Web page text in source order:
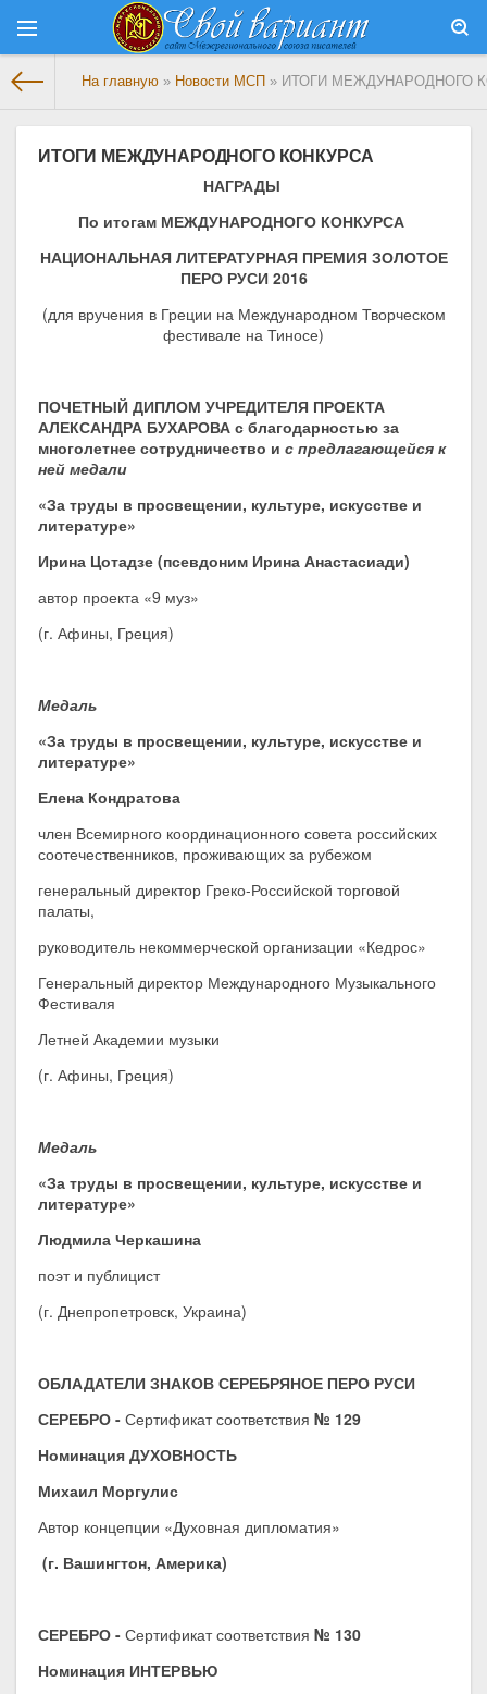
На главную » Новости МСП » ИТОГИ МЕЖДУНАРОДНОГО
ИТОГИ МЕЖДУНАРОДНОГО КОНКУРСА
НАГРАДЫ
По итогам МЕЖДУНАРОДНОГО КОНКУРСА
НАЦИОНАЛЬНАЯ ЛИТЕРАТУРНАЯ ПРЕМИЯ ЗОЛОТОЕ
ПЕРО РУСИ 2016
(для вручения в Греции на Международном Творческом
фестивале на Тиносе)
ПОЧЕТНЫЙ ДИПЛОМ УЧРЕДИТЕЛЯ ПРОЕКТА
АЛЕКСАНДРА БУХАРОВА с благодарностью за
многолетнее сотрудничество и с предлагающейся к
ней медали
«За труды в просвещении, культуре, искусстве и
литературе»
Ирина Цотадзе (псевдоним Ирина Анастасиади)
автор проекта «9 муз»
(г. Афины, Греция)
Медаль
«За труды в просвещении, культуре, искусстве и
литературе»
Елена Кондратова
член Всемирного координационного совета российских
соотечественников, проживающих за рубежом
генеральный директор Греко-Российской торговой
палаты,
руководитель некоммерческой организации «Кедрос»
Генеральный директор Международного Музыкального
Фестиваля
Летней Академии музыки
(г. Афины, Греция)
Медаль
«За труды в просвещении, культуре, искусстве и
литературе»
Людмила Черкашина
поэт и публицист
(г. Днепропетровск, Украина)
ОБЛАДАТЕЛИ ЗНАКОВ СЕРЕБРЯНОЕ ПЕРО РУСИ
СЕРЕБРО - Сертификат соответствия № 129
Номинация ДУХОВНОСТЬ
Михаил Моргулис
Автор концепции «Духовная дипломатия»
(г. Вашингтон, Америка)
СЕРЕБРО - Сертификат соответствия № 130
Номинация ИНТЕРВЬЮ